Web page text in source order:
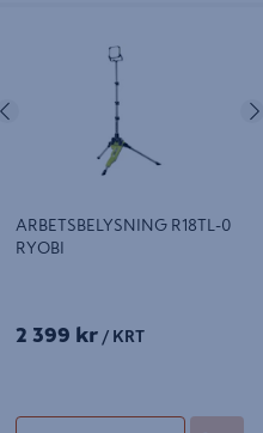
NästaFöregående
ARBETSBELYSNING R18TL-0
RYOBI
2 399 kr / KRT